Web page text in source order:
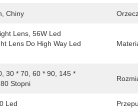
Chiny
Lens, 56W Led
Lens Do High Way Led
30 * 70, 60 * 90, 145 *
Stopni
Led